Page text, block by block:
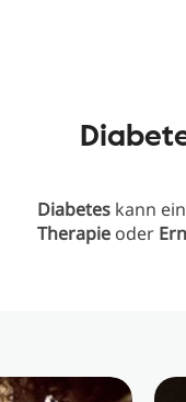
Diabetes kann
Therapie oder